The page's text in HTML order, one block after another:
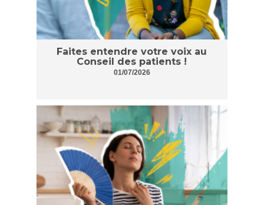
Faites entendre votre voix au
Conseil des patients !
01/07/2026